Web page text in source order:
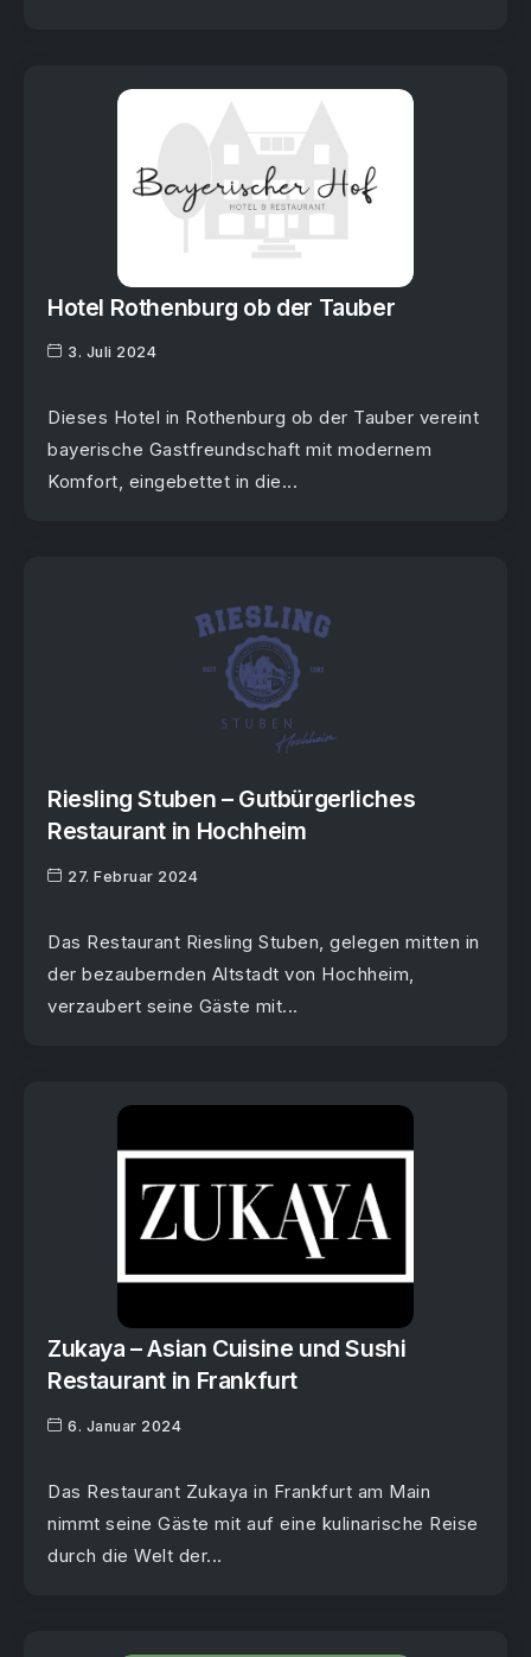
Hotel Rothenburg ob der Tauber
3. Juli 2024
Dieses Hotel in Rothenburg ob der Tauber vereint
bayerische Gastfreundschaft mit modernem
Komfort, eingebettet in die...
Riesling Stuben – Gutbürgerliches
Restaurant in Hochheim
27. Februar 2024
Das Restaurant Riesling Stuben, gelegen mitten in
der bezaubernden Altstadt von Hochheim,
verzaubert seine Gäste mit...
Zukaya – Asian Cuisine und Sushi
Restaurant in Frankfurt
6. Januar 2024
Das Restaurant Zukaya in Frankfurt am Main
nimmt seine Gäste mit auf eine kulinarische Reise
durch die Welt der...